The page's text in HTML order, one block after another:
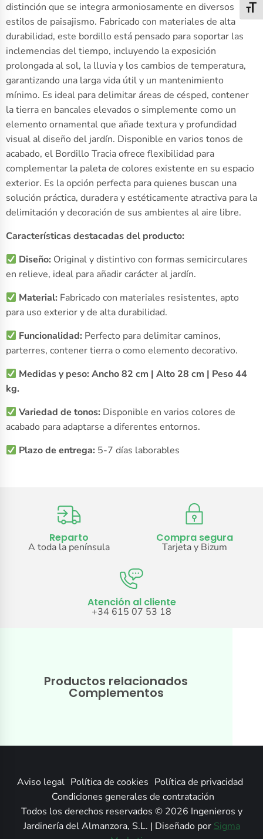
distinción que se integra armoniosamente en diversos
estilos de paisajismo. Fabricado con materiales de alta
durabilidad, este bordillo está pensado para soportar las
inclemencias del tiempo, incluyendo la exposición
prolongada al sol, la lluvia y los cambios de temperatura,
garantizando una larga vida útil y un mantenimiento
mínimo. Es ideal para delimitar áreas de césped, contener
la tierra en bancales elevados o simplemente como un
elemento ornamental que añade textura y profundidad
visual al diseño del jardín. Disponible en varios tonos de
acabado, el Bordillo Tracia ofrece flexibilidad para
complementar la paleta de colores existente en su espacio
exterior. Es la opción perfecta para quienes buscan una
solución práctica, duradera y estéticamente atractiva para la
delimitación y decoración de sus ambientes al aire libre.
Características destacadas del producto:
Diseño: Original y distintivo con formas semicirculares
en relieve, ideal para añadir carácter al jardín.
Material: Fabricado con materiales resistentes, apto
para uso exterior y de alta durabilidad.
Funcionalidad: Perfecto para delimitar caminos,
parterres, contener tierra o como elemento decorativo.
Medidas y peso: Ancho 82 cm | Alto 28 cm | Peso 44
kg.
Variedad de tonos: Disponible en varios colores de
acabado para adaptarse a diferentes entornos.
Plazo de entrega: 5-7 días laborables
Reparto
A toda la península
Compra segura
Tarjeta y Bizum
Atención al cliente
+34 615 07 53 18
Productos relacionados
Complementos
Aviso legal Política de cookies Política de privacidad
Condiciones generales de contratación
Todos los derechos reservados © 2026 Ingenieros y
Jardinería del Almanzora, S.L. | Diseñado por Sigma